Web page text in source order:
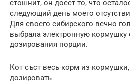
стошнит, он доест то, что
следующий день моего
Для своего сибирского вечно
выбрала электронную кормушку
дозирования порции.
Кот съст весь корм из
дозировать